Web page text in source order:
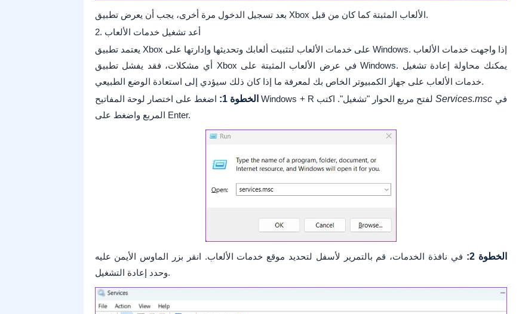
بعد تسجيل الدخول مرة أخرى، يجب أن يعرض تطبيق Xbox الألعاب المثبتة كما كان من قبل.
2. أعد تشغيل خدمات الألعاب
يعتمد تطبيق Xbox على خدمات الألعاب لتثبيت ألعابك وتحديثها وإدارتها على Windows. إذا واجهت خدمات الألعاب
أي مشكلات، فقد يفشل تطبيق Xbox في عرض الألعاب المثبتة على Windows. يمكنك محاولة إعادة تشغيل
خدمات الألعاب على جهاز الكمبيوتر الخاص بك لمعرفة ما إذا كان ذلك سيؤدي إلى استعادة الوضع الطبيعي.
الخطوة 1:
اضغط على اختصار لوحة المفاتيح Windows + R لفتح مربع الحوار "تشغيل". اكتبServices.msc
المربع واضغط على Enter.
الخطوة 2:
في نافذة الخدمات، قم بالتمرير لأسفل لتحديد موقع خدمات الألعاب. انقر بزر الماوس الأيمن عليه
وحدد إعادة التشغيل.